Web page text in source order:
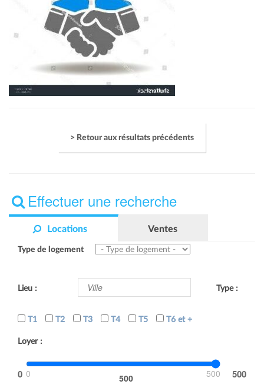
> Retour aux résultats précédents
Effectuer une recherche
Locations Ventes
Type de logement
Lieu : Type :
T1 T2 T3 T4 T5 T6 et +
Loyer :
0 500 500